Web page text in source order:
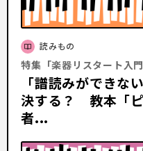
読みもの
特集「楽器リスタート入門
「譜読みができな
決する？ 教本「
者...